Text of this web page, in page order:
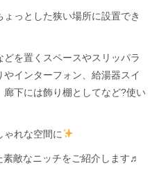
っとした狭い場所に設置でき
を置くスペースやスリッパラ
インターフォン、給湯器スイ
下には飾り棚としてなど?使い
ゃれな空間に
素敵なニッチをご紹介します♬